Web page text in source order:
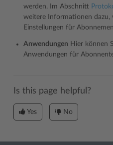
werden. Im Abschnitt
weitere Informationen dazu,
Einstellungen für
Anwendungen Hier können
Anwendungen für
Is this page helpful?
Yes No